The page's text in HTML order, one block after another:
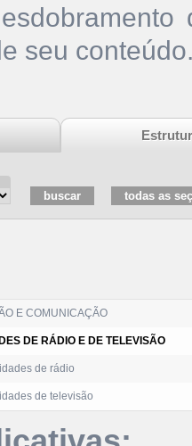
seu
E COMUNICAÇÃO
DE RÁDIO E DE TELEVISÃO
de rádio
de televisão